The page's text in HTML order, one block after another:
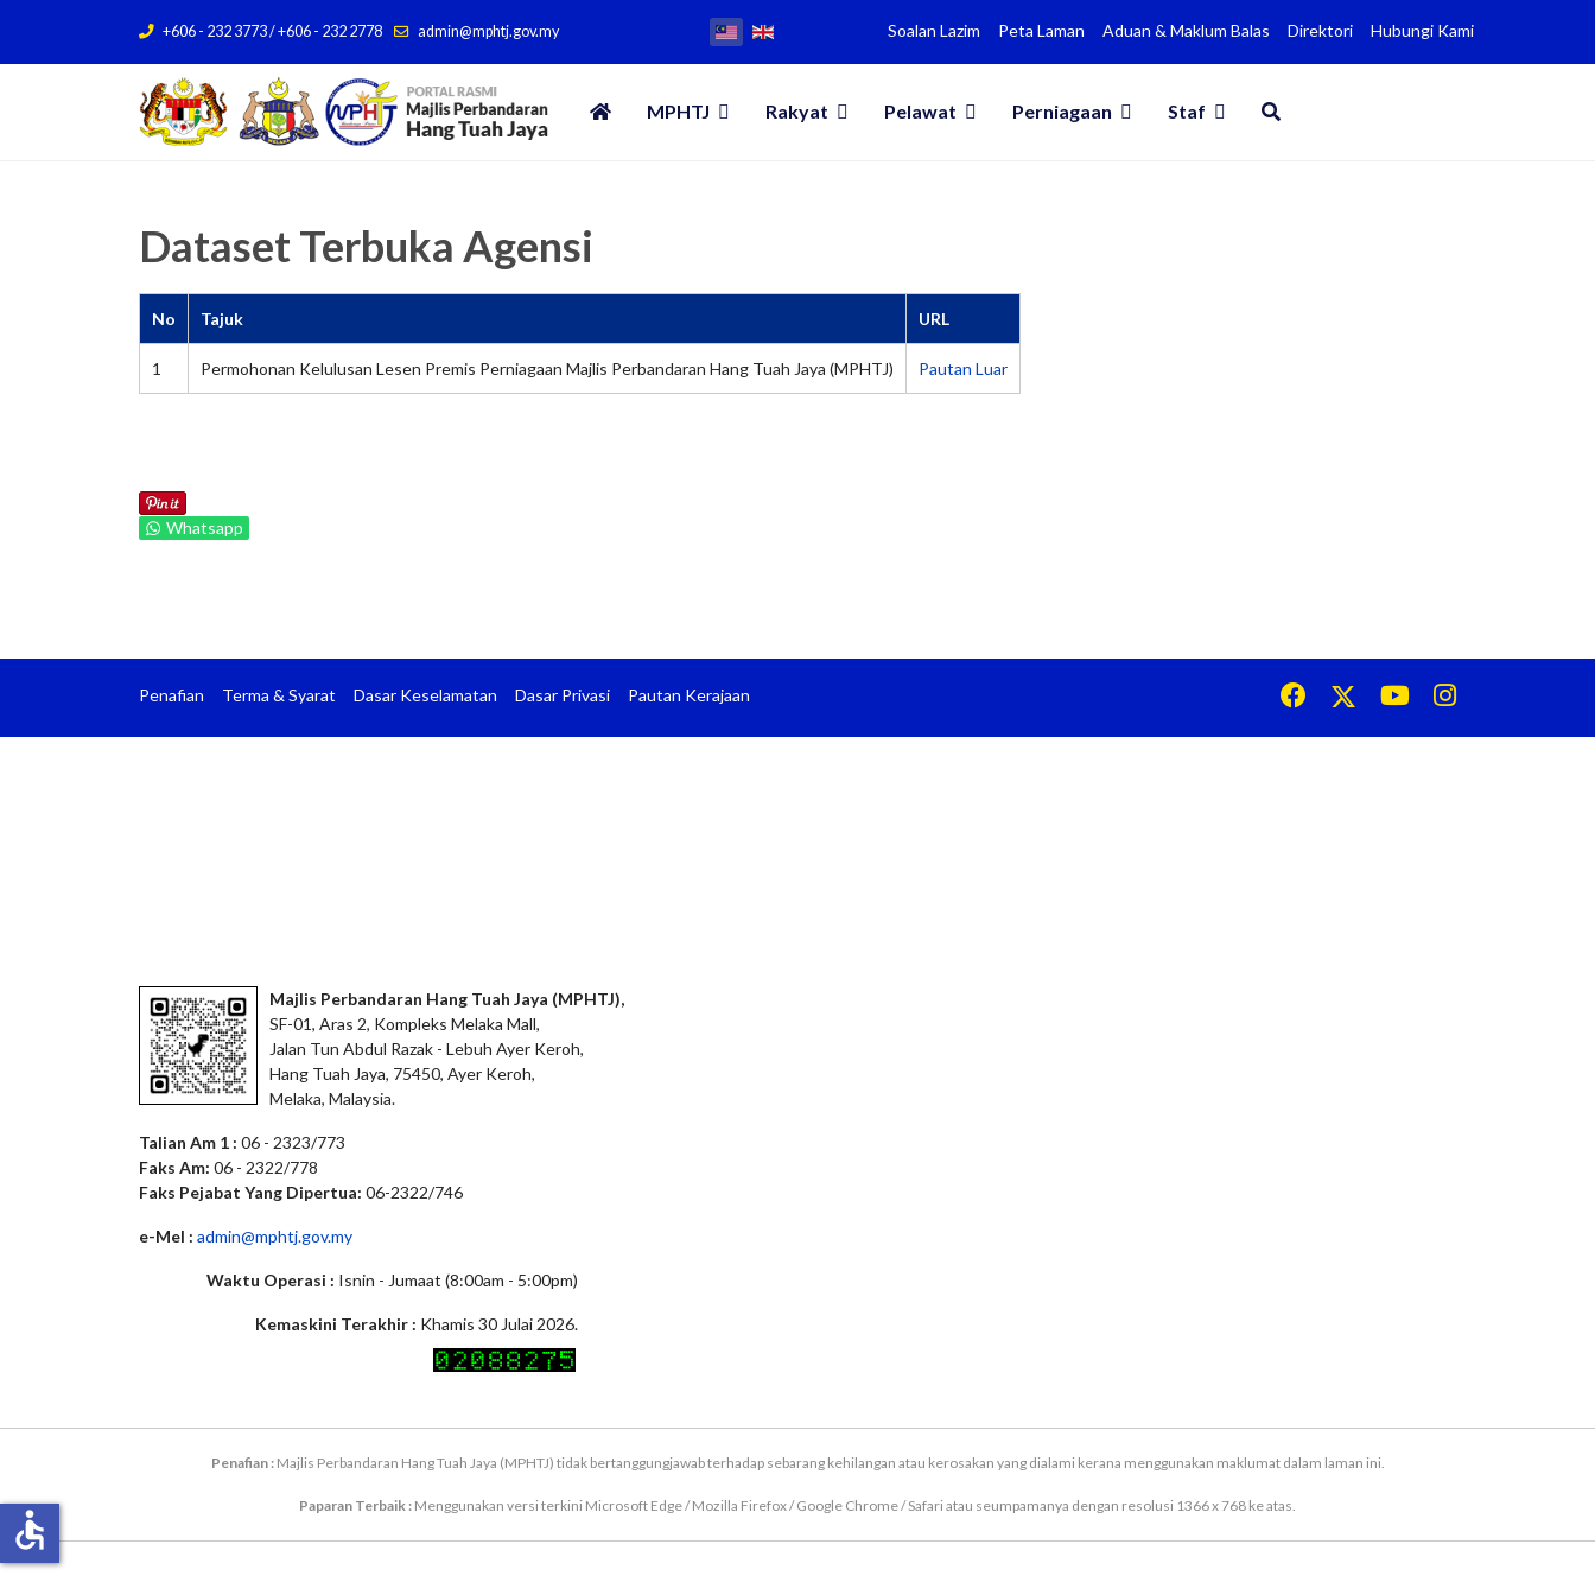
+606 - 232 3773 / +606 - 232 2778 admin@mphtj.gov.my Soalan Lazim Peta Laman Aduan & Maklum Balas Direktori Hubungi Kami
MPHTJ Rakyat Pelawat Perniagaan Staf
Dataset Terbuka Agensi
No Tajuk URL
1 Permohonan Kelulusan Lesen Premis Perniagaan Majlis Perbandaran Hang Tuah Jaya (MPHTJ) Pautan Luar
Whatsapp
Penafian Terma & Syarat Dasar Keselamatan Dasar Privasi Pautan Kerajaan
Majlis Perbandaran Hang Tuah Jaya (MPHTJ),
SF-01, Aras 2, Kompleks Melaka Mall,
Jalan Tun Abdul Razak - Lebuh Ayer Keroh,
Hang Tuah Jaya, 75450, Ayer Keroh,
Melaka, Malaysia.
Talian Am 1 : 06 - 2323/773
Faks Am: 06 - 2322/778
Faks Pejabat Yang Dipertua: 06-2322/746
e-Mel : admin@mphtj.gov.my
Waktu Operasi : Isnin - Jumaat (8:00am - 5:00pm)
Kemaskini Terakhir : Khamis 30 Julai 2026.
Penafian :Majlis Perbandaran Hang Tuah Jaya (MPHTJ) tidak bertanggungjawab terhadap sebarang kehilangan atau kerosakan yang dialami kerana menggunakan maklumat dalam laman ini.
Paparan Terbaik : Menggunakan versi terkini Microsoft Edge / Mozilla Firefox / Google Chrome / Safari atau seumpamanya dengan resolusi 1366 x 768 ke atas.
accessible